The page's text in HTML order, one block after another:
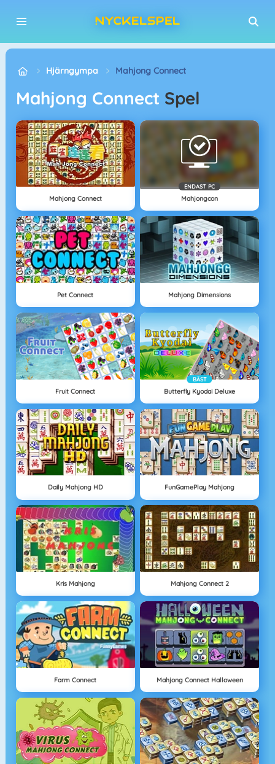
Hjärngympa Mahjong Connect
Mahjong Connect Spel
Mahjong Connect
ENDAST PC
Mahjongcon
Pet Connect Mahjong Dimensions
Fruit Connect
BÄST
Butterfly Kyodai Deluxe
Daily Mahjong HD FunGamePlay Mahjong
Kris Mahjong Mahjong Connect 2
Farm Connect Mahjong Connect Halloween